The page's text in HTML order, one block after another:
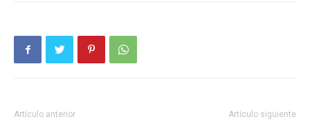
Artículo anterior Artículo siguiente